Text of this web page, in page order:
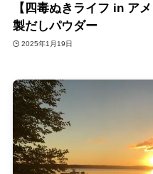
【四毒ぬきライフ in ア
製だしパウダー
2025年1月19日